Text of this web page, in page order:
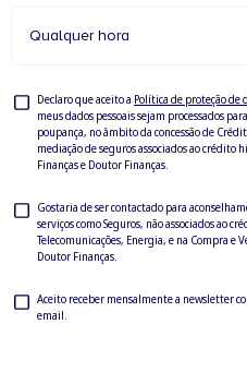
Qualquer hora
Privacy
Check
Declaro que aceito a Política de proteção de
meus dados pessoais sejam processados
poupança, no âmbito da concessão de Crédito à Habitação, bem como no âmbito da
mediação de seguros associados ao
Finanças e Doutor Finanças.
Privacy
Check
Gostaria de ser contactado para
serviços como Seguros, não associados ao
Telecomunicações, Energia, e na Compra e
Doutor Finanças.
Newsletter
Check
Aceito receber mensalmente a newsletter com novas sugestões de poupança no meu
email.